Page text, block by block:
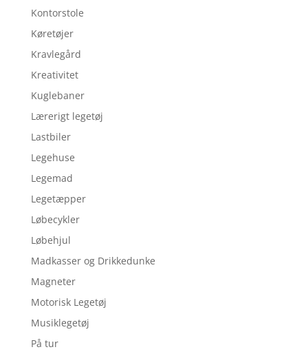
Kontorstole
Køretøjer
Kravlegård
Kreativitet
Kuglebaner
Lærerigt legetøj
Lastbiler
Legehuse
Legemad
Legetæpper
Løbecykler
Løbehjul
Madkasser og Drikkedunke
Magneter
Motorisk Legetøj
Musiklegetøj
På tur